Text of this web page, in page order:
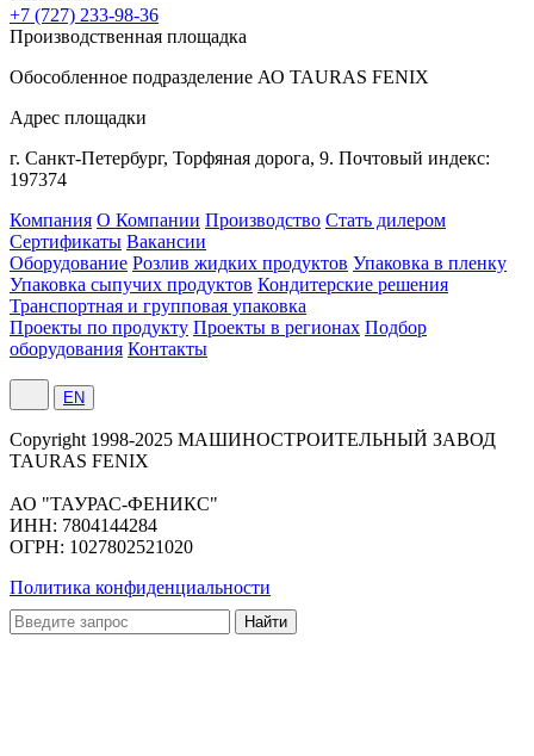
+7 (727) 233-98-36
Производственная площадка
Обособленное подразделение АО TAURAS FENIX
Адрес площадки
г. Санкт-Петербург, Торфяная дорога, 9. Почтовый индекс:
197374
Компания О Компании Производство Стать дилером
Сертификаты Вакансии
Оборудование Розлив жидких продуктов Упаковка в пленку
Упаковка сыпучих продуктов Кондитерские решения
Транспортная и групповая упаковка
Проекты по продукту Проекты в регионах Подбор
оборудования Контакты
EN
Сopyright 1998-2025 МАШИНОСТРОИТЕЛЬНЫЙ ЗАВОД
TAURAS FENIX
АО "ТАУРАС-ФЕНИКС"
ИНН: 7804144284
ОГРН: 1027802521020
Политика конфиденциальности